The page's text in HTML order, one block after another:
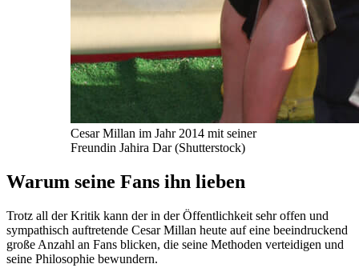
Cesar Millan im Jahr 2014 mit seiner
Freundin Jahira Dar (Shutterstock)
Warum seine Fans ihn lieben
Trotz all der Kritik kann der in der Öffentlichkeit sehr offen und
sympathisch auftretende Cesar Millan heute auf eine beeindruckend
große Anzahl an Fans blicken, die seine Methoden verteidigen und
seine Philosophie bewundern.